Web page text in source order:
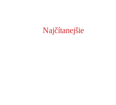
Najčítanejšie